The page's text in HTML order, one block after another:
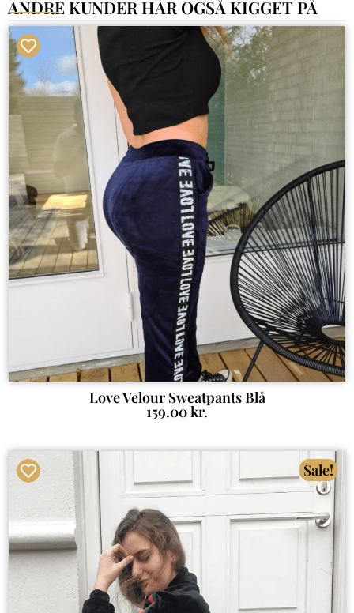
ANDRE KUNDER HAR OGSÅ KIGGET PÅ
Love Velour Sweatpants Blå
159.00kr.
Sale!